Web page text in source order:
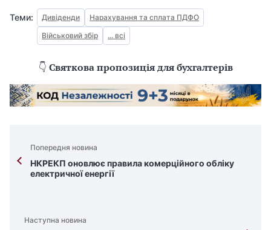
Теми: Дивіденди
Нарахування та сплата ПДФО
Військовий збір
... всі
👇 Святкова пропозиція для бухгалтерів
Попередня новина
НКРЕКП оновлює правила комерційного обліку
електричної енергії
Наступна новина